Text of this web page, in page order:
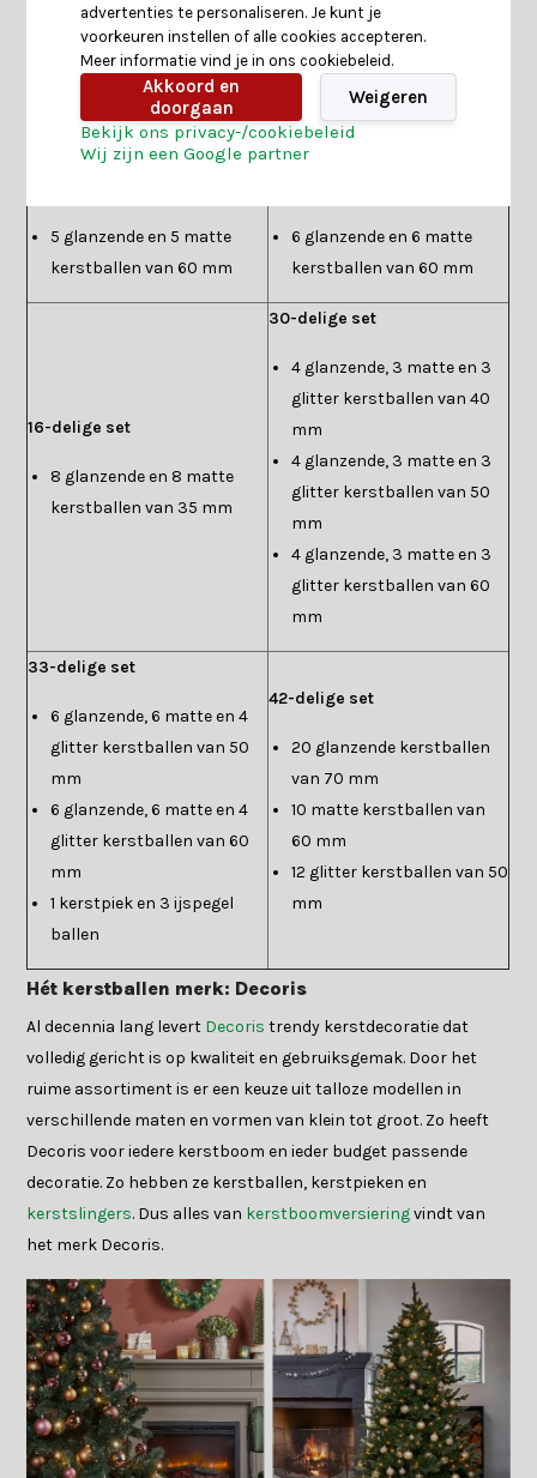
Als je bij ons kerstballen wilt kopen zijn ze beschikbaar in
sets. Deze sets zijn beschikbaar in verschillende aantallen. De
sets zijn ook allemaal verkrijgbaar in verschillende kleuren,
waardoor je ook twee verschillende sets met elkaar kunnen
combineren.
5 glanzende en 5 matte
kerstballen van 60 mm
6 glanzende en 6 matte
kerstballen van 60 mm
16-delige set
8 glanzende en 8 matte
kerstballen van 35 mm
30-delige set
4 glanzende, 3 matte en 3
glitter kerstballen van 40
mm
4 glanzende, 3 matte en 3
glitter kerstballen van 50
mm
4 glanzende, 3 matte en 3
glitter kerstballen van 60
mm
33-delige set
6 glanzende, 6 matte en 4
glitter kerstballen van 50
mm
6 glanzende, 6 matte en 4
glitter kerstballen van 60
mm
1 kerstpiek en 3 ijspegel
ballen
42-delige set
20 glanzende kerstballen
van 70 mm
10 matte kerstballen van
60 mm
12 glitter kerstballen van 50
mm
Hét kerstballen merk: Decoris
Al decennia lang levert Decoris trendy kerstdecoratie dat
volledig gericht is op kwaliteit en gebruiksgemak. Door het
ruime assortiment is er een keuze uit talloze modellen in
verschillende maten en vormen van klein tot groot. Zo heeft
Decoris voor iedere kerstboom en ieder budget passende
decoratie. Zo hebben ze kerstballen, kerstpieken en
kerstslingers. Dus alles van kerstboomversieringvindt van
het merk Decoris.
advertenties te personaliseren. Je kunt je
voorkeuren instellen of alle cookies accepteren.
Meer informatie vind je in ons cookiebeleid.
Akkoord en
doorgaan
Weigeren
Bekijk ons privacy-/cookiebeleid
Wij zijn een Google partner